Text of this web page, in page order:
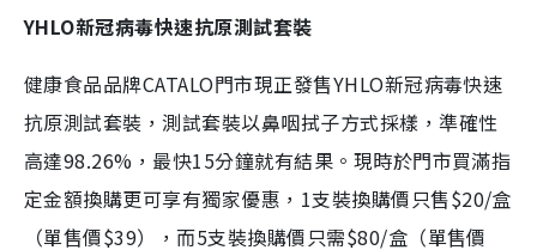
YHLO新冠病毒快速抗原測試套裝
健康食品品牌CATALO門市現正發售YHLO新冠病毒快速
抗原測試套裝，測試套裝以鼻咽拭子方式採樣，準確性
高達98.26%，最快15分鐘就有結果。現時於門市買滿指
定金額換購更可享有獨家優惠，1支裝換購價只售$20/盒
（單售價$39），而5支裝換購價只需$80/盒（單售價